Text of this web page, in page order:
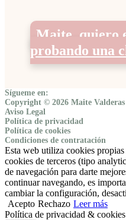
Maite, quiero
probando una
Sígueme en:
Copyright © 2026 Maite Valderas
Aviso Legal
Política de privacidad
Política de cookies
Condiciones de contratación
Esta web utiliza cookies
cookies de terceros (tipo
de navegación para darte
continuar navegando, es
cambiar la configuración,
Acepto Rechazo Leer más
Política de privacidad & cookies